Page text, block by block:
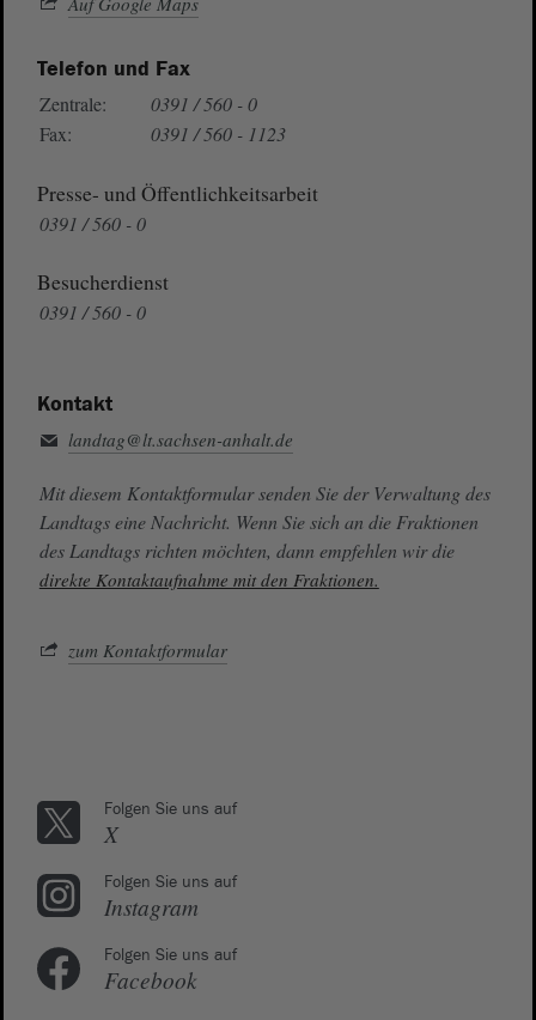
Telefon und Fax
Zentrale:
0391 / 560 - 0
Fax:
0391 / 560 - 1123
Presse- und Öffentlichkeitsarbeit
0391 / 560 - 0
Besucherdienst
0391 / 560 - 0
Kontakt
landtag@lt.sachsen-anhalt.de
Mit diesem Kontaktformular senden Sie der Verwaltung des
Landtags eine Nachricht. Wenn Sie sich an die Fraktionen
des Landtags richten möchten, dann empfehlen wir die
direkte Kontaktaufnahme mit den Fraktionen.
zum Kontaktformular
Folgen Sie uns auf
X
Folgen Sie uns auf
Instagram
Folgen Sie uns auf
Facebook